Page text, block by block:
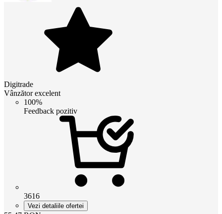
Digitrade
Vânzător excelent
100%
Feedback pozitiv
3616
Vezi detaliile ofertei